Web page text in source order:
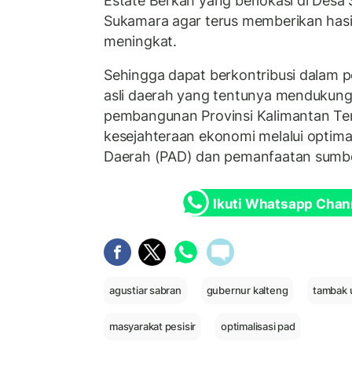
Sukamara agar terus memberikan
meningkat.
Sehingga dapat berkontribusi dalam
asli daerah yang tentunya
pembangunan Provinsi Kalimantan
kesejahteraan ekonomi melalui
Daerah (PAD) dan pemanfaatan
Ikuti Whatsapp
agustiar sabran gubernur kalteng tambak
masyarakat pesisir optimalisasi pad